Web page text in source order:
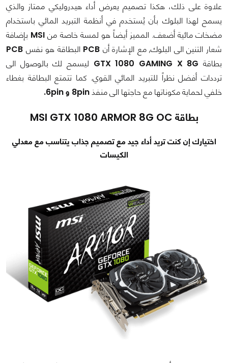
علاوة على ذلك، هكذا تصميم يعرض أداء هيدروليكي ممتاز والذي
يسمح لهذا البلوك بأن يُستخدم في أنظمة التبريد المائي باستخدام
مضخات مائية أضعف. المميز أيضاً هو لمسة خاصة من MSI بإضافة
شعار التنين الى البلوك, مع الإشارة أن PCB البطاقة هو نفس PCB
بطاقة GTX 1080 GAMING X 8G ليسمح لك بالوصول الى
ترددات أفضل نظراً للتبريد المائي القوي. كما تتمتع البطاقة بغطاء
خلفي لحماية مكوناتها مع حاجتها الى منفذ8pin و 6pin.
بطاقة MSI GTX 1080 ARMOR 8G OC
اختيارك إن كنت تريد أداء جيد مع تصميم جذاب يتناسب مع معدلي
الكيسات